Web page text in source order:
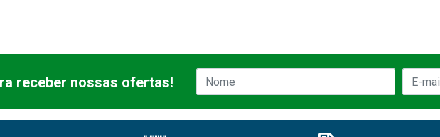
receber nossas ofertas!